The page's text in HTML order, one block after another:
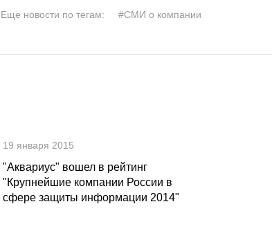
Еще новости по тегам: #СМИ о компании
19 января 2015
"Аквариус" вошел в рейтинг
"Крупнейшие компании России в
сфере защиты информации 2014"